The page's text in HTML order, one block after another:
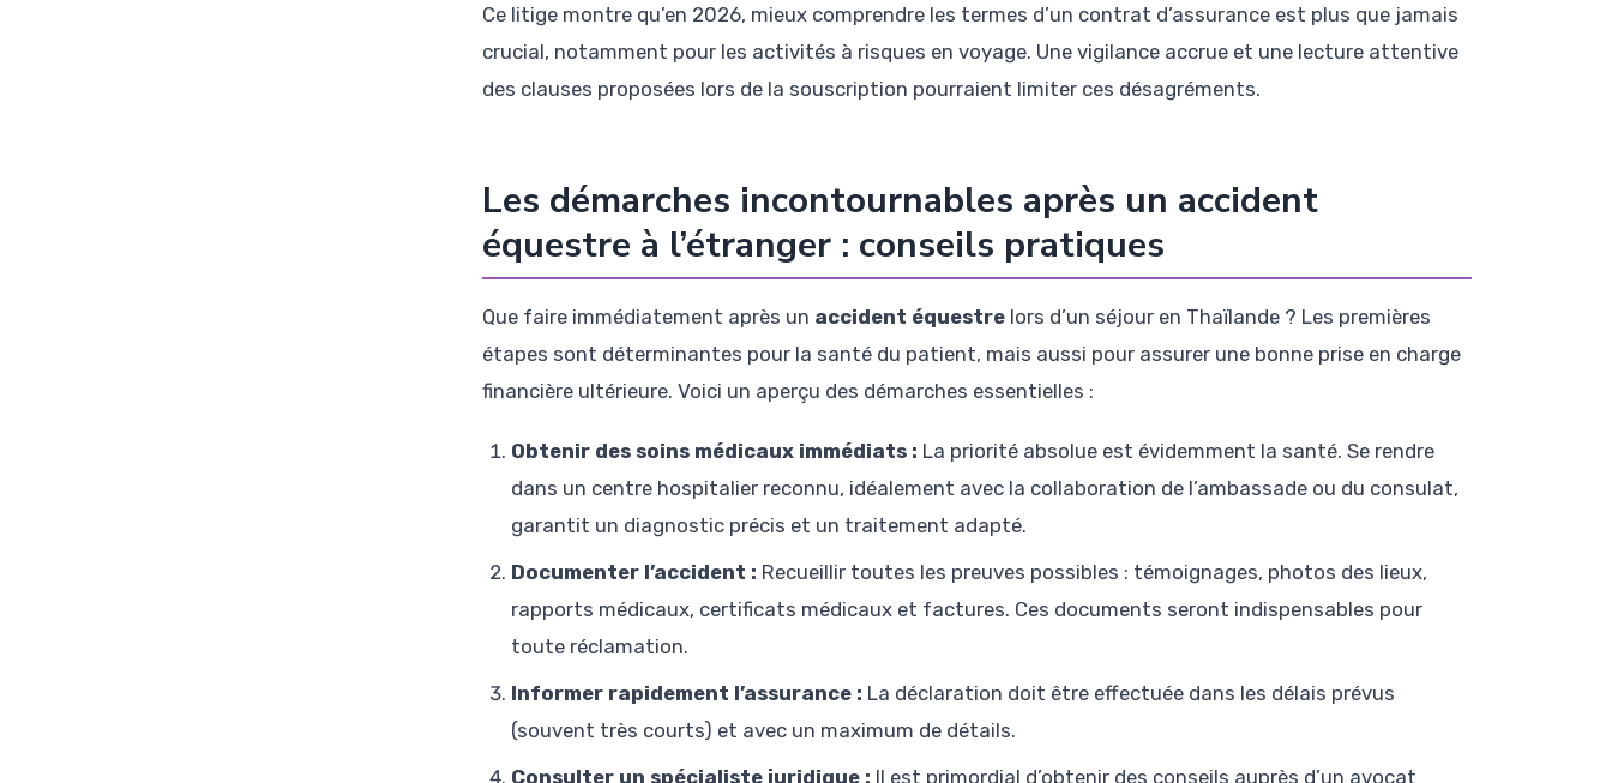
Ce litige montre qu’en 2026, mieux comprendre les termes d’un contrat d’assurance est plus que jamais
crucial, notamment pour les activités à risques en voyage. Une vigilance accrue et une lecture attentive
des clauses proposées lors de la souscription pourraient limiter ces désagréments.
Les démarches incontournables après un accident
équestre à l’étranger : conseils pratiques
Que faire immédiatement après un accident équestre lors d’un séjour en Thaïlande ? Les premières
étapes sont déterminantes pour la santé du patient, mais aussi pour assurer une bonne prise en charge
financière ultérieure. Voici un aperçu des démarches essentielles :
Obtenir des soins médicaux immédiats : La priorité absolue est évidemment la santé. Se rendre
dans un centre hospitalier reconnu, idéalement avec la collaboration de l’ambassade ou du consulat,
garantit un diagnostic précis et un traitement adapté.
Documenter l’accident : Recueillir toutes les preuves possibles : témoignages, photos des lieux,
rapports médicaux, certificats médicaux et factures. Ces documents seront indispensables pour
toute réclamation.
Informer rapidement l’assurance : La déclaration doit être effectuée dans les délais prévus
(souvent très courts) et avec un maximum de détails.
Consulter un spécialiste juridique : Il est primordial d’obtenir des conseils auprès d’un avocat